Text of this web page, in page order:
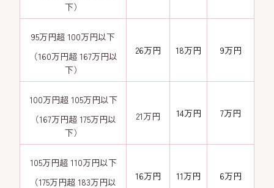
下）
95万円超 100万円以下
（160万円超 167万円以
下）
26万円 18万円 9万円
100万円超 105万円以下
（167万円超 175万円以
下）
21万円 14万円 7万円
105万円超 110万円以下
（175万円超 183万円以
16万円 11万円 6万円